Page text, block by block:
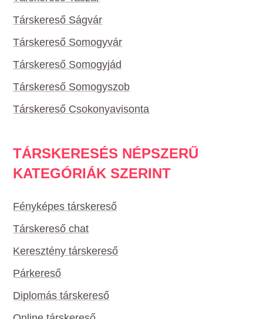
Társkereső Ságvár
Társkereső Somogyvár
Társkereső Somogyjád
Társkereső Somogyszob
Társkereső Csokonyavisonta
TÁRSKERESÉS NÉPSZERŰ
KATEGÓRIÁK SZERINT
Fényképes társkereső
Társkereső chat
Keresztény társkereső
Párkereső
Diplomás társkereső